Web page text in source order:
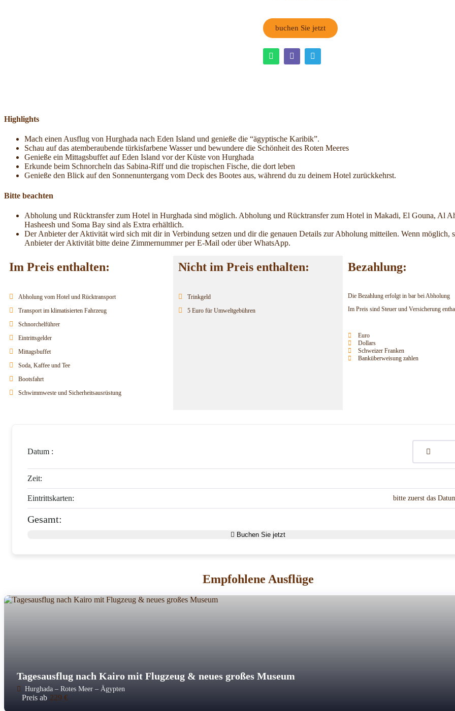
buchen Sie jetzt
Highlights
Mach einen Ausflug von Hurghada nach Eden Island und genieße die “ägyptische Karibik”.
Schau auf das atemberaubende türkisfarbene Wasser und bewundere die Schönheit des Roten Meeres
Genieße ein Mittagsbuffet auf Eden Island vor der Küste von Hurghada
Erkunde beim Schnorcheln das Sabina-Riff und die tropischen Fische, die dort leben
Genieße den Blick auf den Sonnenuntergang vom Deck des Bootes aus, während du zu deinem Hotel zurückkehrst.
Bitte beachten
Abholung und Rücktransfer zum Hotel in Hurghada sind möglich. Abholung und Rücktransfer zum Hotel in Makadi, El Gouna, Al
Hasheesh und Soma Bay sind als Extra erhältlich.
Der Anbieter der Aktivität wird sich mit dir in Verbindung setzen und dir die genauen Details zur Abholung mitteilen. Wenn möglich,
Anbieter der Aktivität bitte deine Zimmernummer per E-Mail oder über WhatsApp.
Im Preis enthalten:
Abholung vom Hotel und Rücktransport
Transport im klimatisierten Fahrzeug
Schnorchelführer
Eintrittsgelder
Mittagsbuffet
Soda, Kaffee und Tee
Bootsfahrt
Schwimmweste und Sicherheitsausrüstung
Nicht im Preis enthalten:
Trinkgeld
5 Euro für Umweltgebühren
Bezahlung:
Die Bezahlung erfolgt in bar bei Abholung
Im Preis sind Steuer und Versicherung
Euro
Dollars
Schweizer Franken
Banküberweisung zahlen
Datum :
Zeit:
Eintrittskarten: bitte zuerst das
Gesamt:
Buchen Sie jetzt
Empfohlene Ausflüge
Tagesausflug nach Kairo mit Flugzeug & neues großes Museum
Hurghada – Rotes Meer – Ägypten
Preis ab 229 €